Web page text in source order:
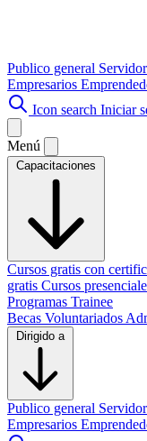
Publico general
Empresarios
Icon search Iniciar
Menú
Capacitaciones
Cursos gratis con
gratis Cursos
Programas Trainee
Becas Voluntariados
Dirigido a
Publico general
Empresarios